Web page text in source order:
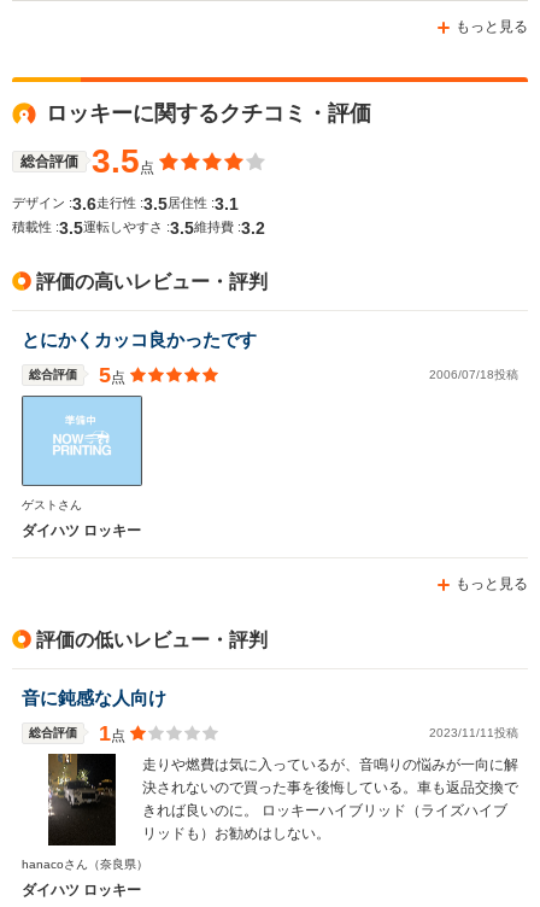
もっと見る
ロッキーに関するクチコミ・評価
総合評価 3.5点
デザイン :3.6走行性 :3.5居住性 :3.1
積載性 :3.5運転しやすさ :3.5維持費 :3.2
評価の高いレビュー・評判
とにかくカッコ良かったです
総合評価 5点 2006/07/18投稿
ゲストさん
ダイハツ ロッキー
もっと見る
評価の低いレビュー・評判
音に鈍感な人向け
総合評価 1点 2023/11/11投稿
走りや燃費は気に入っているが、音鳴りの悩みが一向に解
決されないので買った事を後悔している。車も返品交換で
きれば良いのに。 ロッキーハイブリッド（ライズハイブ
リッドも）お勧めはしない。
hanacoさん （奈良県）
ダイハツ ロッキー